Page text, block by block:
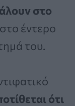
στο
έντερο
του.
ότι